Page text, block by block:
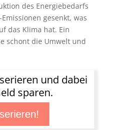
des Energiebedarfs
gesenkt, was
das Klima hat. Ein
schont die Umwelt und
und dabei
sparen.